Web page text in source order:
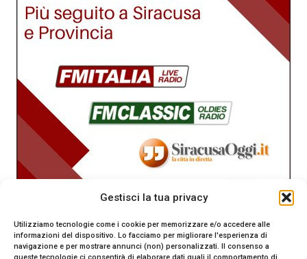
Gestisci la tua privacy
Utilizziamo tecnologie come i cookie per memorizzare e/o accedere alle
informazioni del dispositivo. Lo facciamo per migliorare l'esperienza di
navigazione e per mostrare annunci (non) personalizzati. Il consenso a